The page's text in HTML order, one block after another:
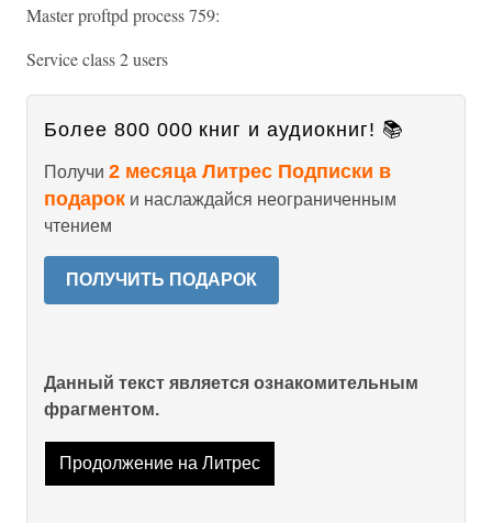
Master proftpd process 759:
Service class 2 users
Более 800 000 книг и аудиокниг! 📚
Получи 2 месяца Литрес Подписки в
подарок и наслаждайся неограниченным
чтением
ПОЛУЧИТЬ ПОДАРОК
Данный текст является ознакомительным
фрагментом.
Продолжение на Литрес